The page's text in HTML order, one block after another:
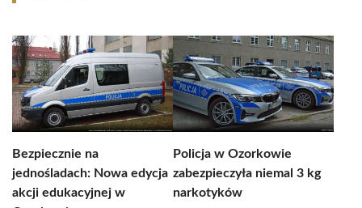
Bezpiecznie na
jednośladach: Nowa edycja
akcji edukacyjnej w
Policja w Ozorkowie
zabezpieczyła niemal 3 kg
narkotyków